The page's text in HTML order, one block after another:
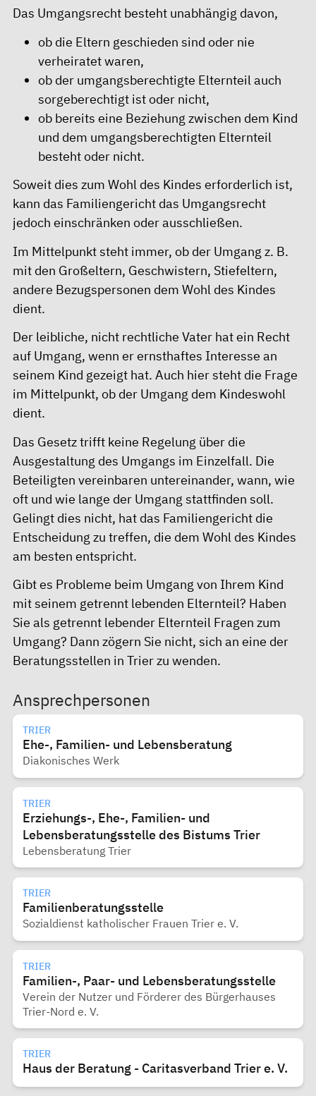
Das Umgangsrecht besteht unabhängig davon,
ob die Eltern geschieden sind oder nie
verheiratet waren,
ob der umgangsberechtigte Elternteil auch
sorgeberechtigt ist oder nicht,
ob bereits eine Beziehung zwischen dem Kind
und dem umgangsberechtigten Elternteil
besteht oder nicht.
Soweit dies zum Wohl des Kindes erforderlich ist,
kann das Familiengericht das Umgangsrecht
jedoch einschränken oder ausschließen.
Im Mittelpunkt steht immer, ob der Umgang z. B.
mit den Großeltern, Geschwistern, Stiefeltern,
andere Bezugspersonen dem Wohl des Kindes
dient.
Der leibliche, nicht rechtliche Vater hat ein Recht
auf Umgang, wenn er ernsthaftes Interesse an
seinem Kind gezeigt hat. Auch hier steht die Frage
im Mittelpunkt, ob der Umgang dem Kindeswohl
dient.
Das Gesetz trifft keine Regelung über die
Ausgestaltung des Umgangs im Einzelfall. Die
Beteiligten vereinbaren untereinander, wann, wie
oft und wie lange der Umgang stattfinden soll.
Gelingt dies nicht, hat das Familiengericht die
Entscheidung zu treffen, die dem Wohl des Kindes
am besten entspricht.
Gibt es Probleme beim Umgang von Ihrem Kind
mit seinem getrennt lebenden Elternteil? Haben
Sie als getrennt lebender Elternteil Fragen zum
Umgang? Dann zögern Sie nicht, sich an eine der
Beratungsstellen in Trier zu wenden.
Ansprechpersonen
TRIER
Ehe-, Familien- und Lebensberatung
Diakonisches Werk
TRIER
Erziehungs-, Ehe-, Familien- und
Lebensberatungsstelle des Bistums Trier
Lebensberatung Trier
TRIER
Familienberatungsstelle
Sozialdienst katholischer Frauen Trier e. V.
TRIER
Familien-, Paar- und Lebensberatungsstelle
Verein der Nutzer und Förderer des Bürgerhauses
Trier-Nord e. V.
TRIER
Haus der Beratung - Caritasverband Trier e. V.